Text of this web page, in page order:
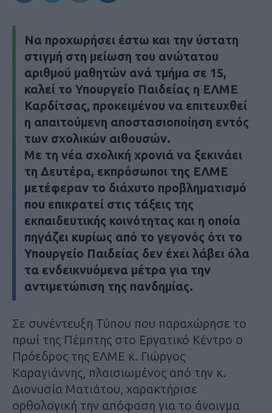
Να προχωρήσει έστω και την ύστατη
στιγμή στη μείωση του ανώτατου
αριθμού μαθητών ανά τμήμα σε 15,
καλεί το Υπουργείο Παιδείας η ΕΛΜΕ
Καρδίτσας, προκειμένου να επιτευχθεί
η απαιτούμενη αποστασιοποίηση εντός
των σχολικών αιθουσών.
Με τη νέα σχολική χρονιά να ξεκινάει
τη Δευτέρα, εκπρόσωποι της ΕΛΜΕ
μετέφεραν το διάχυτο προβληματισμό
που επικρατεί στις τάξεις της
εκπαιδευτικής κοινότητας και η οποία
πηγάζει κυρίως από το γεγονός ότι το
Υπουργείο Παιδείας δεν έχει λάβει όλα
τα ενδεικνυόμενα μέτρα για την
αντιμετώπιση της πανδημίας.
Σε συνέντευξη Τύπου που παραχώρησε το
πρωί της Πέμπτης στο Εργατικό Κέντρο ο
Πρόεδρος της ΕΛΜΕ κ. Γιώργος
Καραγιάννης, πλαισιωμένος από την κ.
Διονυσία Ματιάτου, χαρακτήρισε
ορθολογική την απόφαση για το άνοιγμα